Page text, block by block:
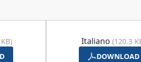
Italiano (120.3
DOWNLOAD